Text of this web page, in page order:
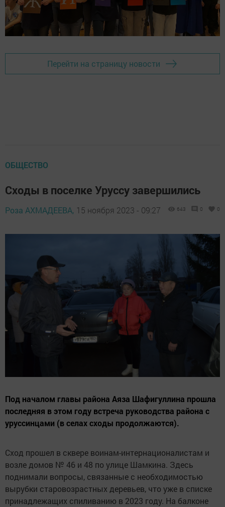
Перейти на страницу новости
ОБЩЕСТВО
Сходы в поселке Уруссу завершились
Роза АХМАДЕЕВА, 15 ноября 2023 - 09:27 643 0 0
Под началом главы района Аяза Шафигуллина прошла
последняя в этом году встреча руководства района с
уруссинцами (в селах сходы продолжаются).
Сход прошел в сквере воинам-интернационалистам и
возле домов № 46 и 48 по улице Шамкина. Здесь
поднимали вопросы, связанные с необходимостью
вырубки старовозрастных деревьев, что уже в списке
принадлежащих спиливанию в 2023 году. На балконе